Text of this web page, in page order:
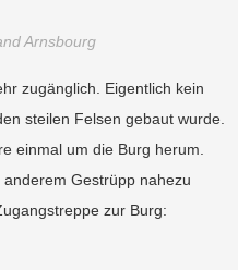
Arnsbourg
zugänglich. Eigentlich kein
steilen Felsen gebaut wurde.
einmal um die Burg herum.
Gestrüpp nahezu
zur Burg: